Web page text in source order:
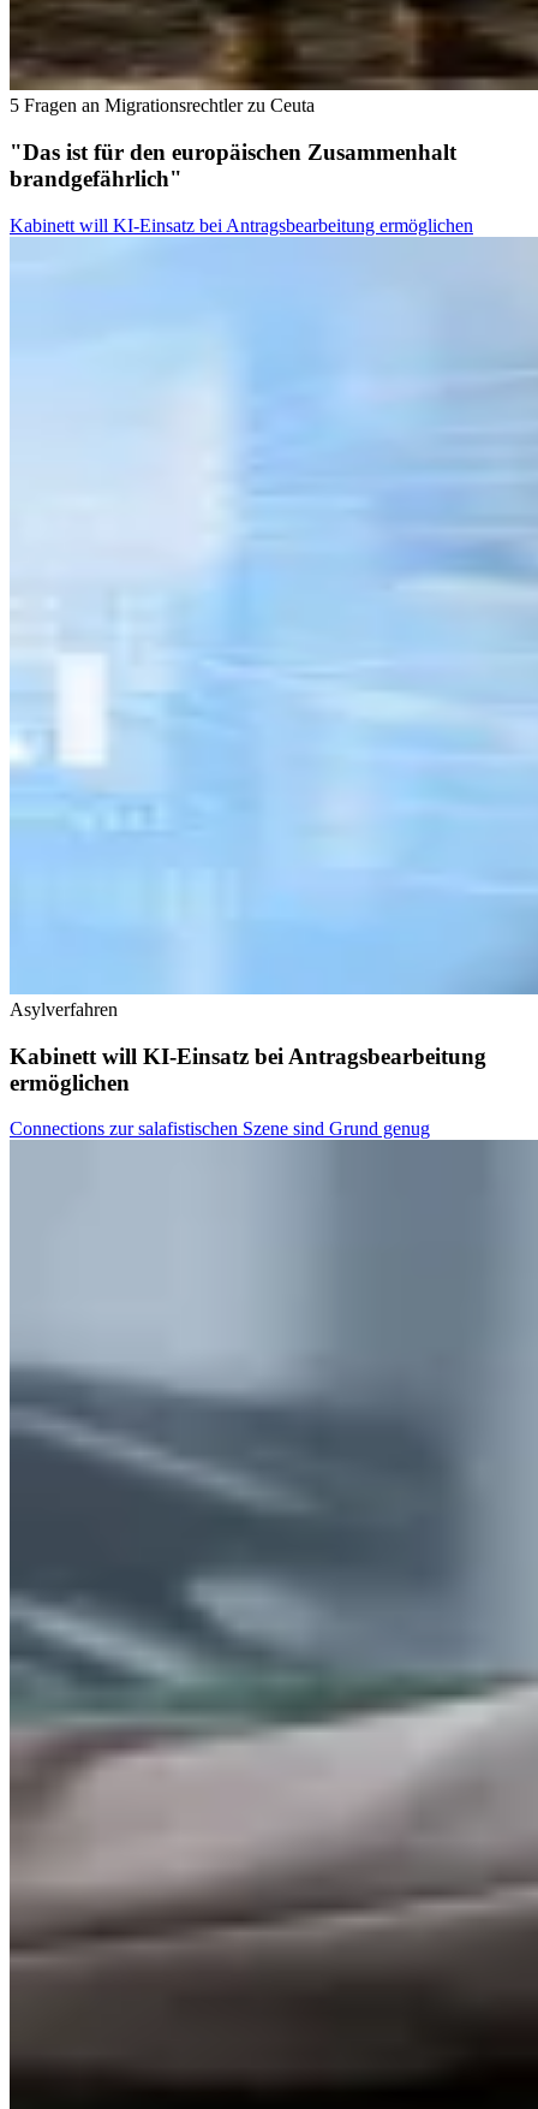
5 Fragen an Migrationsrechtler zu Ceuta
"Das ist für den europäischen Zusammenhalt
brandgefährlich"
Kabinett will KI-Einsatz bei Antragsbearbeitung ermöglichen
Asylverfahren
Kabinett will KI-Einsatz bei Antragsbearbeitung
ermöglichen
Connections zur salafistischen Szene sind Grund genug